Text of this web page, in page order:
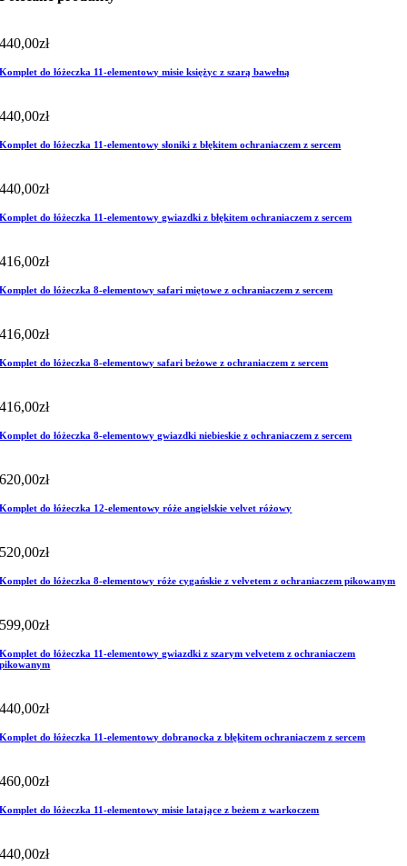
440,00zł
Komplet do łóżeczka 11-elementowy misie księżyc z szarą bawełną
440,00zł
Komplet do łóżeczka 11-elementowy słoniki z błękitem ochraniaczem z sercem
440,00zł
Komplet do łóżeczka 11-elementowy gwiazdki z błękitem ochraniaczem z sercem
416,00zł
Komplet do łóżeczka 8-elementowy safari miętowe z ochraniaczem z sercem
416,00zł
Komplet do łóżeczka 8-elementowy safari beżowe z ochraniaczem z sercem
416,00zł
Komplet do łóżeczka 8-elementowy gwiazdki niebieskie z ochraniaczem z sercem
620,00zł
Komplet do łóżeczka 12-elementowy róże angielskie velvet różowy
520,00zł
Komplet do łóżeczka 8-elementowy róże cygańskie z velvetem z ochraniaczem pikowanym
599,00zł
Komplet do łóżeczka 11-elementowy gwiazdki z szarym velvetem z ochraniaczem
pikowanym
440,00zł
Komplet do łóżeczka 11-elementowy dobranocka z błękitem ochraniaczem z sercem
460,00zł
Komplet do łóżeczka 11-elementowy misie latające z beżem z warkoczem
440,00zł